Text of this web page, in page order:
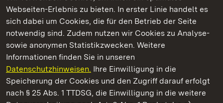
Webseiten-Erlebnis zu bieten. In erster Linie handelt es
sich dabei um Cookies, die für den Betrieb der Seite
notwendig sind. Zudem nutzen wir Cookies zu Analyse-
sowie anonymen Statistikzwecken. Weitere
Informationen finden Sie in unseren
Datenschutzhinweisen. Ihre Einwilligung in die
Speicherung der Cookies und den Zugriff darauf erfolgt
nach § 25 Abs. 1 TTDSG, die Einwilligung in die weitere
Kommen. Staunen. Genießen.
Schloss Solitude
Staatliche Schlösser und Gärten Baden-Württemberg